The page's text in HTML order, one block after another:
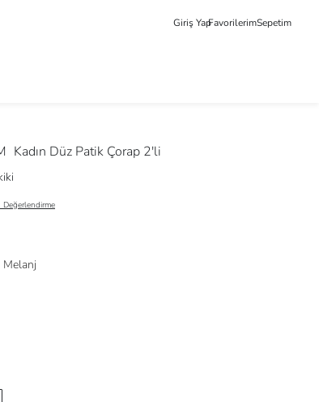
Giriş YapFavorilerimSepetim
Kadın Düz Patik Çorap 2'li
Değerlendirme
Melanj